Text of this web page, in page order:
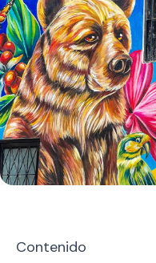
Contenido